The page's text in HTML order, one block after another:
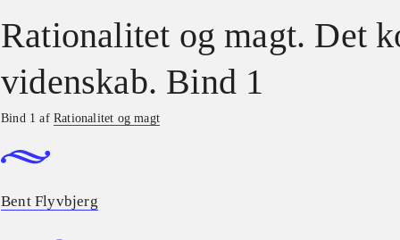
Rationalitet og magt. Det
videnskab. Bind 1
Bind 1 afRationalitet og magt
Bent Flyvbjerg